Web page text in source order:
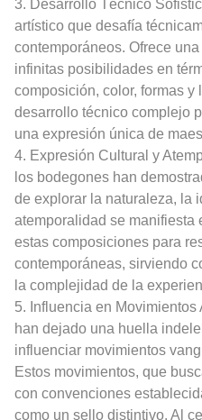
3. Desarrollo Técnico
artístico que desafía
contemporáneos. Ofrece
infinitas posibilidades en
composición, color, formas y
desarrollo técnico complejo
una expresión única de
4. Expresión Cultural y
los bodegones han
de explorar la naturaleza, la
atemporalidad se manifiesta
estas composiciones para
contemporáneas, sirviendo
la complejidad de la
5. Influencia en
han dejado una huella
influenciar movimientos
Estos movimientos, que
con convenciones
como un sello distintivo. Al